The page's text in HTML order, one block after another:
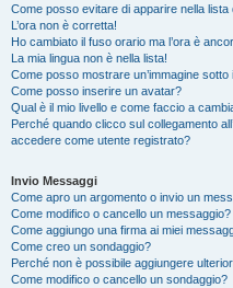
Come posso evitare di apparire nella lista
L’ora non è corretta!
Ho cambiato il fuso orario ma l’ora è
La mia lingua non è nella lista!
Come posso mostrare un’immagine sotto
Come posso inserire un avatar?
Qual è il mio livello e come faccio a
Perché quando clicco sul collegamento
accedere come utente registrato?
Invio Messaggi
Come apro un argomento o invio un
Come modifico o cancello un messaggio?
Come aggiungo una firma ai miei
Come creo un sondaggio?
Perché non è possibile aggiungere
Come modifico o cancello un sondaggio?